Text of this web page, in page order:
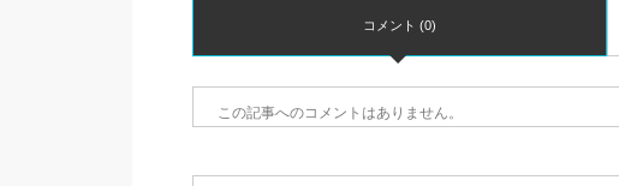
コメント (0)
この記事へのコメントはありません。